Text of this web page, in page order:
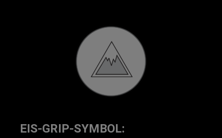
EIS-GRIP-SYMBOL: